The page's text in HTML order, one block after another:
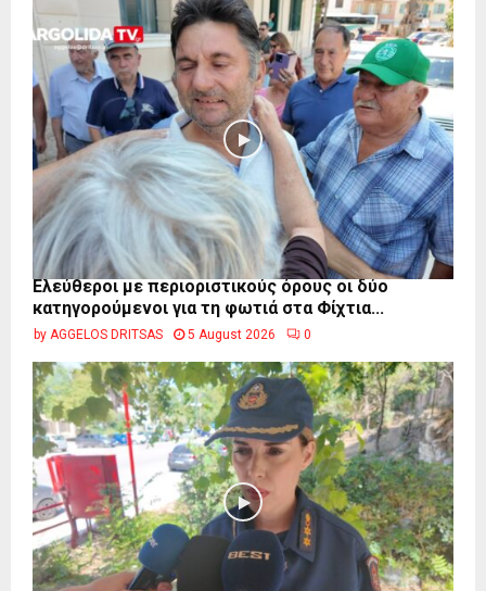
Ελεύθεροι με περιοριστικούς όρους οι δύο
κατηγορούμενοι για τη φωτιά στα Φίχτια...
by AGGELOS DRITSAS 5 August 2026 0